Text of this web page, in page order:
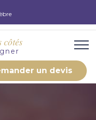
côtés
un devis